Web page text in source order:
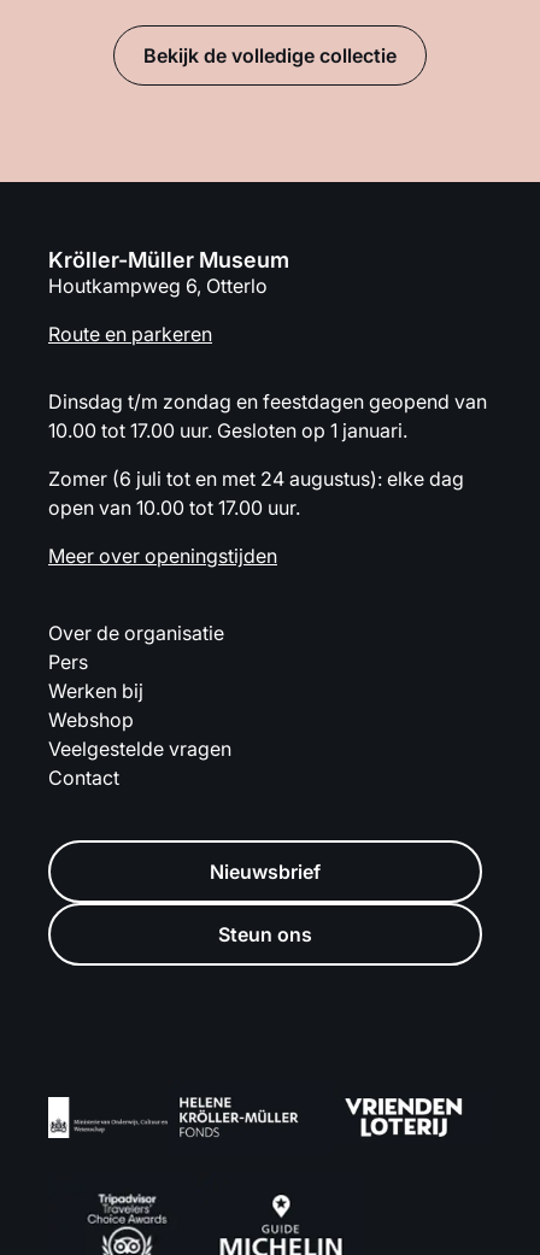
Bekijk de volledige collectie
Kröller-Müller Museum
Houtkampweg 6, Otterlo
Route en parkeren
Dinsdag t/m zondag en feestdagen geopend van
10.00 tot 17.00 uur. Gesloten op 1 januari.
Zomer (6 juli tot en met 24 augustus): elke dag
open van 10.00 tot 17.00 uur.
Meer over openingstijden
Over de organisatie
Pers
Werken bij
Webshop
Veelgestelde vragen
Contact
Nieuwsbrief
Steun ons